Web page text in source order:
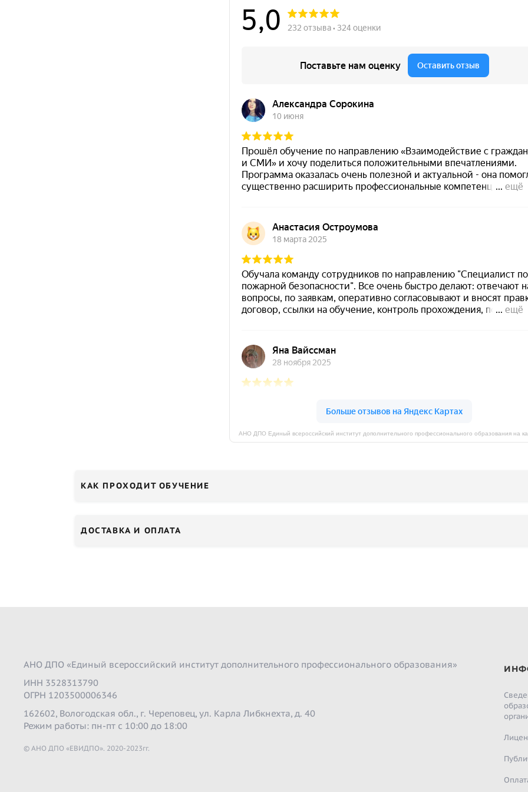
КАК ПРОХОДИТ ОБУЧЕНИЕ
ДОСТАВКА И ОПЛАТА
АНО ДПО «Единый всероссийский институт дополнительного профессионального образования»
ИНН 3528313790
ОГРН 1203500006346
162602, Вологодская обл., г. Череповец, ул. Карла Либкнехта, д. 40
Режим работы: пн-пт с 10:00 до 18:00
© АНО ДПО «ЕВИДПО». 2020-2023гг.